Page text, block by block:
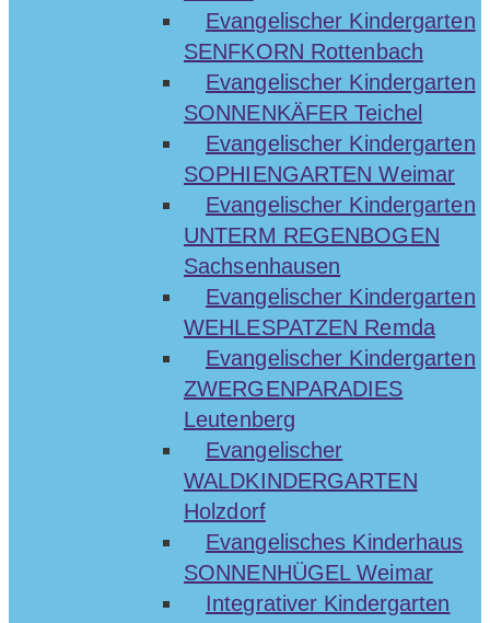
Evangelischer Kindergarten
SENFKORN Rottenbach
Evangelischer Kindergarten
SONNENKÄFER Teichel
Evangelischer Kindergarten
SOPHIENGARTEN Weimar
Evangelischer Kindergarten
UNTERM REGENBOGEN
Sachsenhausen
Evangelischer Kindergarten
WEHLESPATZEN Remda
Evangelischer Kindergarten
ZWERGENPARADIES
Leutenberg
Evangelischer
WALDKINDERGARTEN
Holzdorf
Evangelisches Kinderhaus
SONNENHÜGEL Weimar
Integrativer Kindergarten